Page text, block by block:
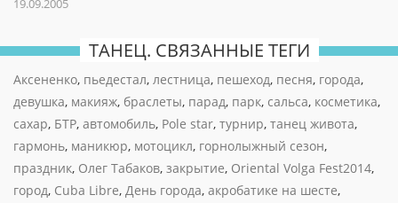
19.09.2005
ТАНЕЦ. СВЯЗАННЫЕ ТЕГИ
Аксененко, пьедестал, лестница, пешеход, песня, города,
девушка, макияж, браслеты, парад, парк, сальса, косметика,
сахар, БТР, автомобиль, Pole star, турнир, танец живота,
гармонь, маникюр, мотоцикл, горнолыжный сезон,
праздник, Олег Табаков, закрытие, Oriental Volga Fest2014,
город, Cuba Libre, День города, акробатике на шесте,